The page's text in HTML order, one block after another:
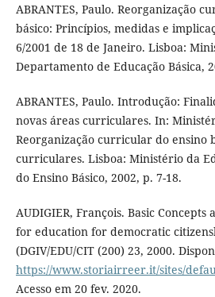
ABRANTES, Paulo. Reorganização
básico: Princípios, medidas e
6/2001 de 18 de Janeiro. Lisboa:
Departamento de Educação Básica,
ABRANTES, Paulo. Introdução:
novas áreas curriculares. In:
Reorganização curricular do ensino
curriculares. Lisboa: Ministério da
do Ensino Básico, 2002, p. 7-18.
AUDIGIER, François. Basic
for education for democratic
(DGIV/EDU/CIT (200) 23, 2000.
https://www.storiairreer.it/sites/
Acesso em 20 fev. 2020.